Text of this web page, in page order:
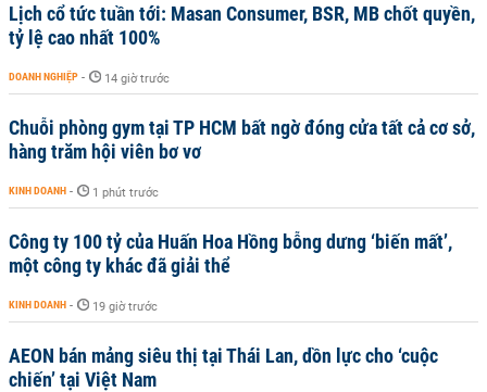
Lịch cổ tức tuần tới: Masan Consumer, BSR, MB chốt quyền,
tỷ lệ cao nhất 100%
DOANH NGHIỆP - 14 giờ trước
Chuỗi phòng gym tại TP HCM bất ngờ đóng cửa tất cả cơ sở,
hàng trăm hội viên bơ vơ
KINH DOANH - 1 phút trước
Công ty 100 tỷ của Huấn Hoa Hồng bỗng dưng ‘biến mất’,
một công ty khác đã giải thể
KINH DOANH - 19 giờ trước
AEON bán mảng siêu thị tại Thái Lan, dồn lực cho ‘cuộc
chiến’ tại Việt Nam